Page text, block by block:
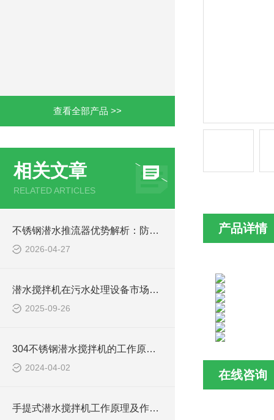
查看全部产品 >>
相关文章
RELATED ARTICLES
不锈钢潜水推流器优势解析：防腐耐用污水处理设备
2026-04-27
潜水搅拌机在污水处理设备市场的发展及产品优势
2025-09-26
304不锈钢潜水搅拌机的工作原理及作用特点、CAD安装结构图
2024-04-02
手提式潜水搅拌机工作原理及作用特点、安装图、CAD结构图
产品详情
在线咨询